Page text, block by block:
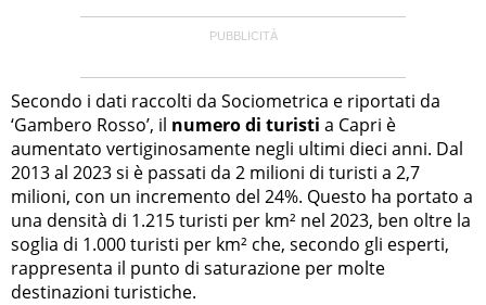
Secondo i dati raccolti da Sociometrica e riportati da
‘Gambero Rosso’, il numero di turisti a Capri è
aumentato vertiginosamente negli ultimi dieci anni. Dal
2013 al 2023 si è passati da 2 milioni di turisti a 2,7
milioni, con un incremento del 24%. Questo ha portato a
una densità di 1.215 turisti per km² nel 2023, ben oltre la
soglia di 1.000 turisti per km² che, secondo gli esperti,
rappresenta il punto di saturazione per molte
destinazioni turistiche.